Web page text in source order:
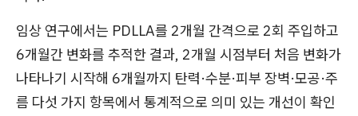
임상 연구에서는 PDLLA를 2개월 간격으로 2회 주입하고
6개월간 변화를 추적한 결과, 2개월 시점부터 처음 변화가
나타나기 시작해 6개월까지 탄력·수분·피부 장벽·모공·주
름 다섯 가지 항목에서 통계적으로 의미 있는 개선이 확인